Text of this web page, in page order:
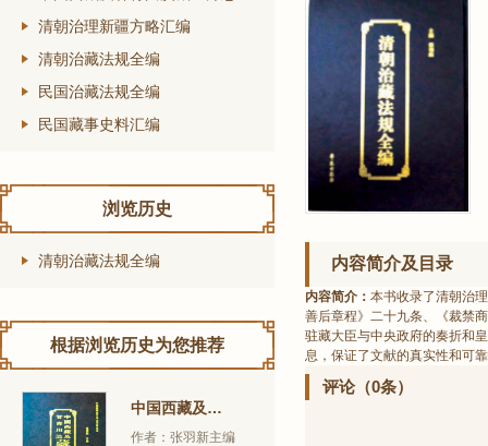
清朝治理新疆方略汇编
清朝治藏法规全编
民国治藏法规全编
民国藏事史料汇编
浏览历史
清朝治藏法规全编
根据浏览历史为您推荐
中国西藏及甘青川滇藏区方志汇编
作者：张羽新主编
内容简介及目录
内容简介： 本书收录了清朝治
善后章程》二十九条、《裁禁
驻藏大臣与中央政府的奏折和
息，保证了文献的真实性和可
评论（0条）